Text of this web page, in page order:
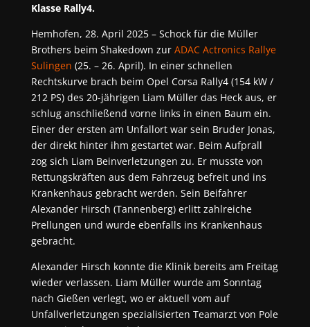
Klasse Rally4.
Hemhofen, 28. April 2025 – Schock für die Müller
Brothers beim Shakedown zur ADAC Actronics Rallye
Sulingen (25. – 26. April). In einer schnellen
Rechtskurve brach beim Opel Corsa Rally4 (154 kW /
212 PS) des 20-jährigen Liam Müller das Heck aus, er
schlug anschließend vorne links in einen Baum ein.
Einer der ersten am Unfallort war sein Bruder Jonas,
der direkt hinter ihm gestartet war. Beim Aufprall
zog sich Liam Beinverletzungen zu. Er musste von
Rettungskräften aus dem Fahrzeug befreit und ins
Krankenhaus gebracht werden. Sein Beifahrer
Alexander Hirsch (Tannenberg) erlitt zahlreiche
Prellungen und wurde ebenfalls ins Krankenhaus
gebracht.
Alexander Hirsch konnte die Klinik bereits am Freitag
wieder verlassen. Liam Müller wurde am Sonntag
nach Gießen verlegt, wo er aktuell vom auf
Unfallverletzungen spezialisierten Teamarzt von Pole